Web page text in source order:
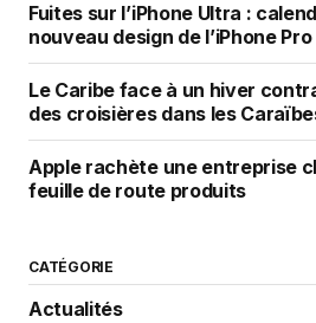
Fuites sur l’iPhone Ultra :
nouveau design de l’iPhone
Le Caribe face à un hiver
des croisières dans les
Apple rachète une entreprise
feuille de route produits
CATÉGORIE
Actualités